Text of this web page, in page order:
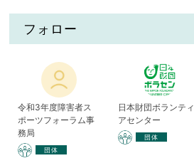
フォロー
令和3年度障害者ス
ポーツフォーラム事
務局
団体
日本財団ボランティ
アセンター
団体